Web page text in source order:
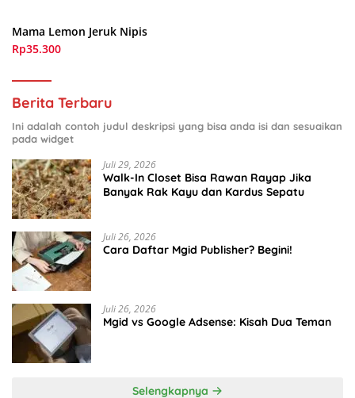
Mama Lemon Jeruk Nipis
Rp35.300
Berita Terbaru
Ini adalah contoh judul deskripsi yang bisa anda isi dan sesuaikan
pada widget
Juli 29, 2026
Walk-In Closet Bisa Rawan Rayap Jika
Banyak Rak Kayu dan Kardus Sepatu
Juli 26, 2026
Cara Daftar Mgid Publisher? Begini!
Juli 26, 2026
Mgid vs Google Adsense: Kisah Dua Teman
Selengkapnya